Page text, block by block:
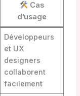
Cas
d’usage
Développeurs
et UX
designers
collaborent
facilement